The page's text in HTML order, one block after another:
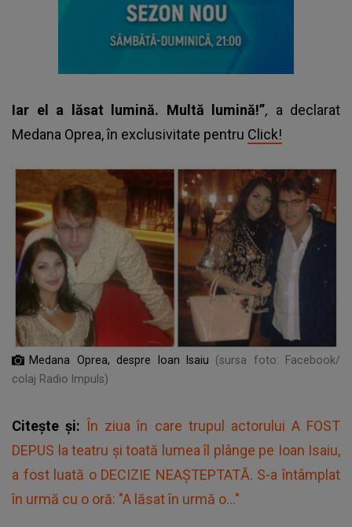
Iar el a lăsat lumină. Multă lumină!”, a declarat
Medana Oprea, în exclusivitate pentru Click!
Medana Oprea, despre Ioan Isaiu
(sursa foto: Facebook/
colaj Radio Impuls)
Citește și: În ziua în care trupul actorului A FOST
DEPUS la teatru și toată lumea îl plânge pe Ioan Isaiu,
a fost luată o DECIZIE NEAȘTEPTATĂ. S-a întâmplat
în urmă cu o oră: "A lăsat în urmă o..."